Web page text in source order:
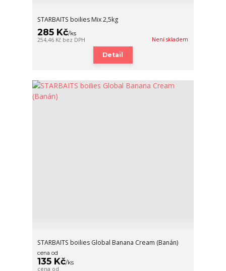
STARBAITS boilies Mix 2,5kg
285 Kč/ks
254,46 Kč bez DPH Není skladem
Detail
STARBAITS boilies Global Banana Cream (Banán)
cena od
135 Kč/ks
cena od